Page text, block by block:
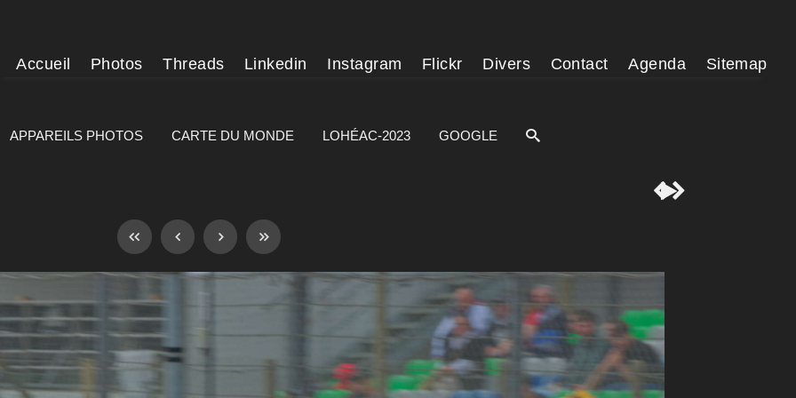
Accueil Photos Threads Linkedin Instagram Flickr Divers Contact Agenda Sitemap
APPAREILS PHOTOS CARTE DU MONDE LOHÉAC-2023 GOOGLE
